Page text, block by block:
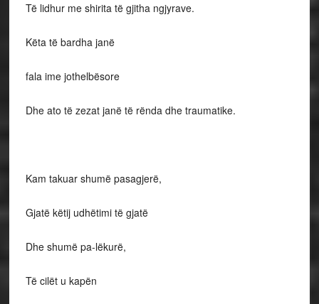
Të lidhur me shirita të gjitha ngjyrave.
Këta të bardha janë
fala ime jothelbësore
Dhe ato të zezat janë të rënda dhe traumatike.
Kam takuar shumë pasagjerë,
Gjatë këtij udhëtimi të gjatë
Dhe shumë pa-lëkurë,
Të cilët u kapën